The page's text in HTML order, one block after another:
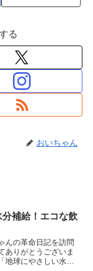
る
おいちゃん
補給！エコな飲
んの革命日記を訪問
ありがとうございま
地球にやさしい水分